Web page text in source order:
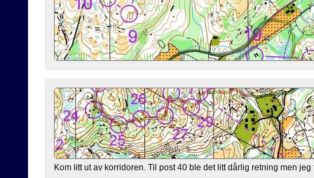
Kom litt ut av korridoren. Til post 40 ble det litt dårlig retning men